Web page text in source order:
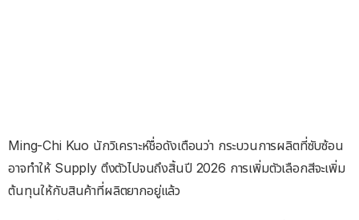
Ming-Chi Kuo นักวิเคราะห์ชื่อดังเตือนว่า กระบวนการผลิตที่ซับซ้อน
อาจทำให้ Supply ตึงตัวไปจนถึงสิ้นปี 2026 การเพิ่มตัวเลือกสีจะเพิ่ม
ต้นทุนให้กับสินค้าที่ผลิตยากอยู่แล้ว